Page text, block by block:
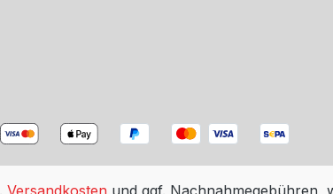
Versandkosten und ggf. Nachnahmegebühren,